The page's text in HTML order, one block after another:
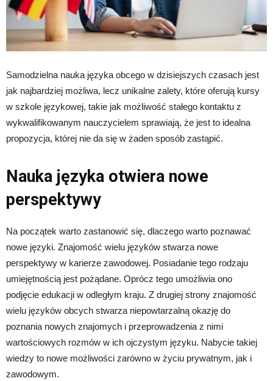
Samodzielna nauka języka obcego w dzisiejszych czasach jest
jak najbardziej możliwa, lecz unikalne zalety, które oferują kursy
w szkole językowej, takie jak możliwość stałego kontaktu z
wykwalifikowanym nauczycielem sprawiają, że jest to idealna
propozycja, której nie da się w żaden sposób zastąpić.
Nauka języka otwiera nowe
perspektywy
Na początek warto zastanowić się, dlaczego warto poznawać
nowe języki. Znajomość wielu języków stwarza nowe
perspektywy w karierze zawodowej. Posiadanie tego rodzaju
umiejętnością jest pożądane. Oprócz tego umożliwia ono
podjęcie edukacji w odległym kraju. Z drugiej strony znajomość
wielu języków obcych stwarza niepowtarzalną okazję do
poznania nowych znajomych i przeprowadzenia z nimi
wartościowych rozmów w ich ojczystym języku. Nabycie takiej
wiedzy to nowe możliwości zarówno w życiu prywatnym, jak i
zawodowym.